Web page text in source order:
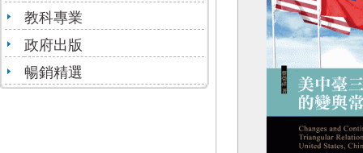
教科專業
政府出版
暢銷精選